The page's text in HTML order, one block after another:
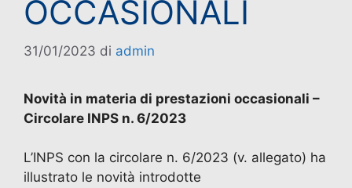
OCCASIONALI
31/01/2023 di admin
Novità in materia di prestazioni occasionali –
Circolare INPS n. 6/2023
L’INPS con la circolare n. 6/2023 (v. allegato) ha
illustrato le novità introdotte